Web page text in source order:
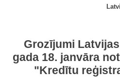
Grozījumi
gada 18. janvāra
"Kredītu